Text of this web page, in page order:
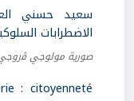
سعيد حسني
الاضطرابات السلوكية
صورية مولوجي
: citoyenneté